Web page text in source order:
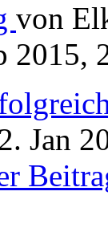
von
2015,
Jan